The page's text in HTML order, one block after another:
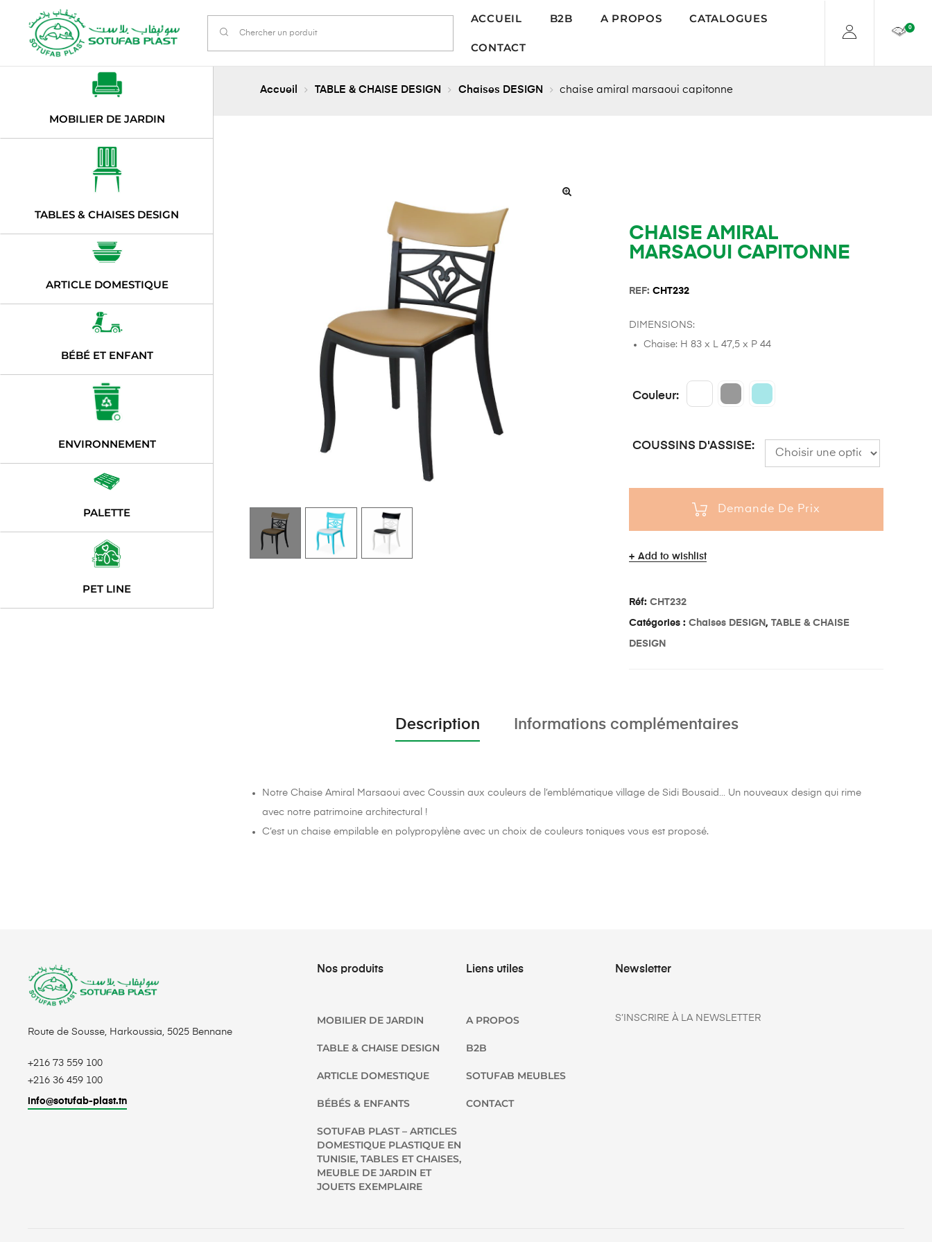
ACCUEIL B2B A PROPOS CATALOGUES
CONTACT
0
Accueil TABLE & CHAISE DESIGN Chaises DESIGN chaise amiral marsaoui capitonne
CHAISE AMIRAL
MARSAOUI CAPITONNE
REF: CHT232
DIMENSIONS:
Chaise: H 83 x L 47,5 x P 44
Couleur
COUSSINS D'ASSISE
Demande De Prix
Add to wishlist
Réf: CHT232
Catégories : Chaises DESIGN, TABLE & CHAISE
DESIGN
Description Informations complémentaires
Notre Chaise Amiral Marsaoui avec Coussin aux couleurs de l’emblématique village de Sidi Bousaid… Un nouveaux design qui rime
avec notre patrimoine architectural !
C’est un chaise empilable en polypropylène avec un choix de couleurs toniques vous est proposé.
MOBILIER DE JARDIN
TABLES & CHAISES DESIGN
ARTICLE DOMESTIQUE
BÉBÉ ET ENFANT
ENVIRONNEMENT
PALETTE
PET LINE
Route de Sousse, Harkoussia, 5025 Bennane
+216 73 559 100
+216 36 459 100
info@sotufab-plast.tn
Nos produits
MOBILIER DE JARDIN
TABLE & CHAISE DESIGN
ARTICLE DOMESTIQUE
BÉBÉS & ENFANTS
SOTUFAB PLAST – ARTICLES
DOMESTIQUE PLASTIQUE EN
TUNISIE, TABLES ET CHAISES,
MEUBLE DE JARDIN ET
JOUETS EXEMPLAIRE
Liens utiles
A PROPOS
B2B
SOTUFAB MEUBLES
CONTACT
Newsletter
S’INSCRIRE À LA NEWSLETTER